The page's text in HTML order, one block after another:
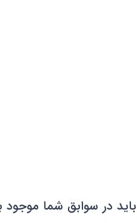
در سوابق شما موجود